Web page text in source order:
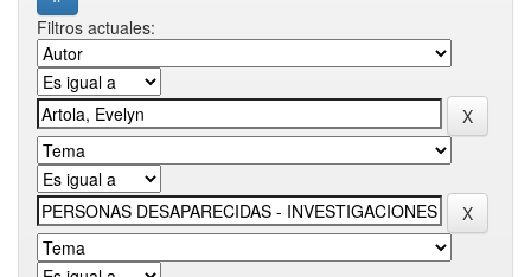
Filtros actuales: